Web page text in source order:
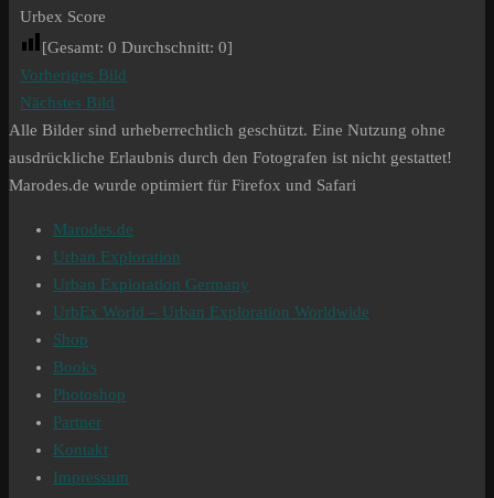
Urbex Score
[Gesamt: 0 Durchschnitt: 0]
Vorheriges Bild
Nächstes Bild
Alle Bilder sind urheberrechtlich geschützt. Eine Nutzung ohne
ausdrückliche Erlaubnis durch den Fotografen ist nicht gestattet!
Marodes.de wurde optimiert für Firefox und Safari
Marodes.de
Urban Exploration
Urban Exploration Germany
UrbEx World – Urban Exploration Worldwide
Shop
Books
Photoshop
Partner
Kontakt
Impressum